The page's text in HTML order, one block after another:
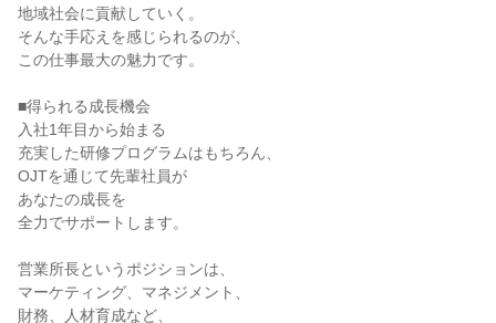
地域社会に貢献していく。
そんな手応えを感じられるのが、
この仕事最大の魅力です。
■得られる成長機会
入社1年目から始まる
充実した研修プログラムはもちろん、
OJTを通じて先輩社員が
あなたの成長を
全力でサポートします。
営業所長というポジションは、
マーケティング、マネジメント、
財務、人材育成など、